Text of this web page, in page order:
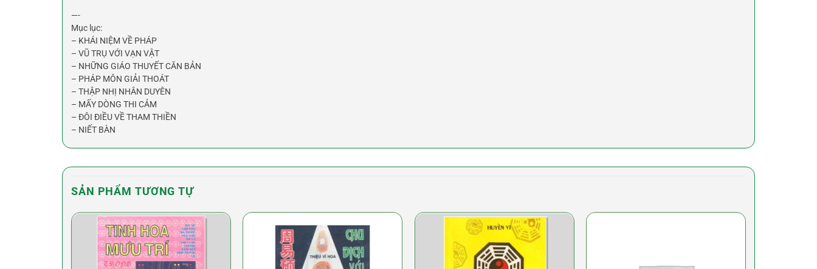
—-
Mục lục:
– KHÁI NIỆM VỀ PHÁP
– VŨ TRỤ VỚI VẠN VẬT
– NHỮNG GIÁO THUYẾT CĂN BẢN
– PHÁP MÔN GIẢI THOÁT
– THẬP NHỊ NHÂN DUYÊN
– MẤY DÒNG THI CẢM
– ĐÔI ĐIỀU VỀ THAM THIỀN
– NIẾT BÀN
SẢN PHẨM TƯƠNG TỰ